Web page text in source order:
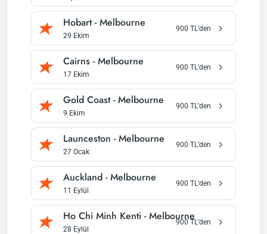
Hobart-Melbourne
29 Ekim
900 TL’den
Cairns -Melbourne
17 Ekim
900 TL’den
Gold Coast-Melbourne
9 Ekim
900 TL’den
Launceston -Melbourne
27 Ocak
900 TL’den
Auckland -Melbourne
11 Eylül
900 TL’den
Ho Chi Minh Kenti -Melbourne
28 Eylül
900TL’den